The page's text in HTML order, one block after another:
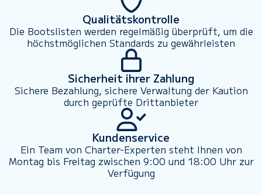
Qualitätskontrolle
Die Bootslisten werden regelmäßig überprüft, um die
höchstmöglichen Standards zu gewährleisten
Sicherheit ihrer Zahlung
Sichere Bezahlung, sichere Verwaltung der Kaution
durch geprüfte Drittanbieter
Kundenservice
Ein Team von Charter-Experten steht Ihnen von
Montag bis Freitag zwischen 9:00 und 18:00 Uhr zur
Verfügung